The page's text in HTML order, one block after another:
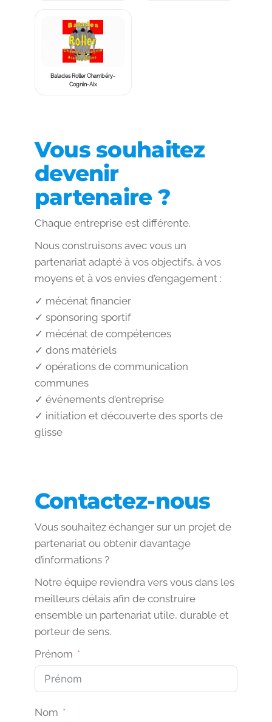
Balades Roller Chambéry-
Cognin-Aix
Vous souhaitez
devenir
partenaire ?
Chaque entreprise est différente.
Nous construisons avec vous un
partenariat adapté à vos objectifs, à vos
moyens et à vos envies d’engagement :
✓ mécénat financier
✓ sponsoring sportif
✓ mécénat de compétences
✓ dons matériels
✓ opérations de communication
communes
✓ événements d’entreprise
✓ initiation et découverte des sports de
glisse
Contactez-nous
Vous souhaitez échanger sur un projet de
partenariat ou obtenir davantage
d’informations ?
Notre équipe reviendra vers vous dans les
meilleurs délais afin de construire
ensemble un partenariat utile, durable et
porteur de sens.
Prénom
Nom